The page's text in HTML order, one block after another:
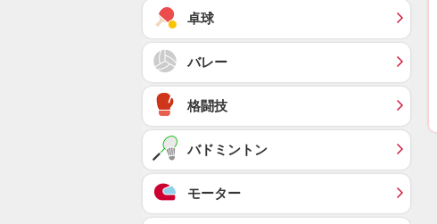
卓球
バレー
格闘技
バドミントン
モーター